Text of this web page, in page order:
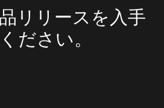
リリースを入手
ださい。